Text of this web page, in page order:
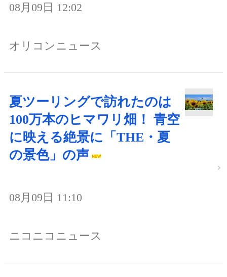
08月09日 12:02
オリコンニュース
夏ツーリングで訪れたのは
100万本のヒマワリ畑！ 青空
に映える絶景に「THE・夏
の景色」の声
08月09日 11:10
ニコニコニュース